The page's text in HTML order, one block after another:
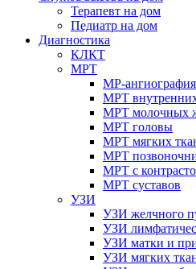
Терапевт на дом
Педиатр на дом
Диагностика
КЛКТ
МРТ
МР-ангиография
МРТ
МРТ молочных
МРТ головы
МРТ мягких
МРТ
МРТ с
МРТ суставов
УЗИ
УЗИ желчного
УЗИ
УЗИ матки и
УЗИ мягких